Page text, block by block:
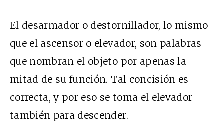
El desarmador o destornillador, lo mismo
que el ascensor o elevador, son palabras
que nombran el objeto por apenas la
mitad de su función. Tal concisión es
correcta, y por eso se toma el elevador
también para descender.